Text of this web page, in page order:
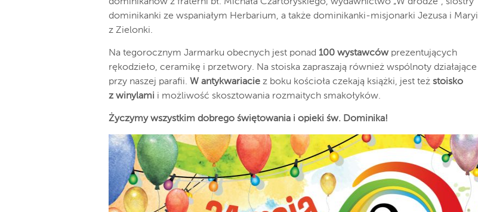
dominikanów z fraterni bł. Michała Czartoryskiego, wydawnictwo „W drodze”, siostry
dominikanki ze wspaniałym Herbarium, a także dominikanki-misjonarki Jezusa i Maryi
z Zielonki.
Na tegorocznym Jarmarku obecnych jest ponad 100 wystawcówprezentujących
rękodzieło, ceramikę i przetwory. Na stoiska zapraszają również wspólnoty działające
przy naszej parafii. W antykwariacie z boku kościoła czekają książki, jest też stoisko
z winylami i możliwość skosztowania rozmaitych smakołyków.
Życzymy wszystkim dobrego świętowania i opieki św. Dominika!